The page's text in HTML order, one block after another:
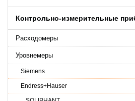
Контрольно-измерительные
Расходомеры
Уровнемеры
Siemens
Endress+Hauser